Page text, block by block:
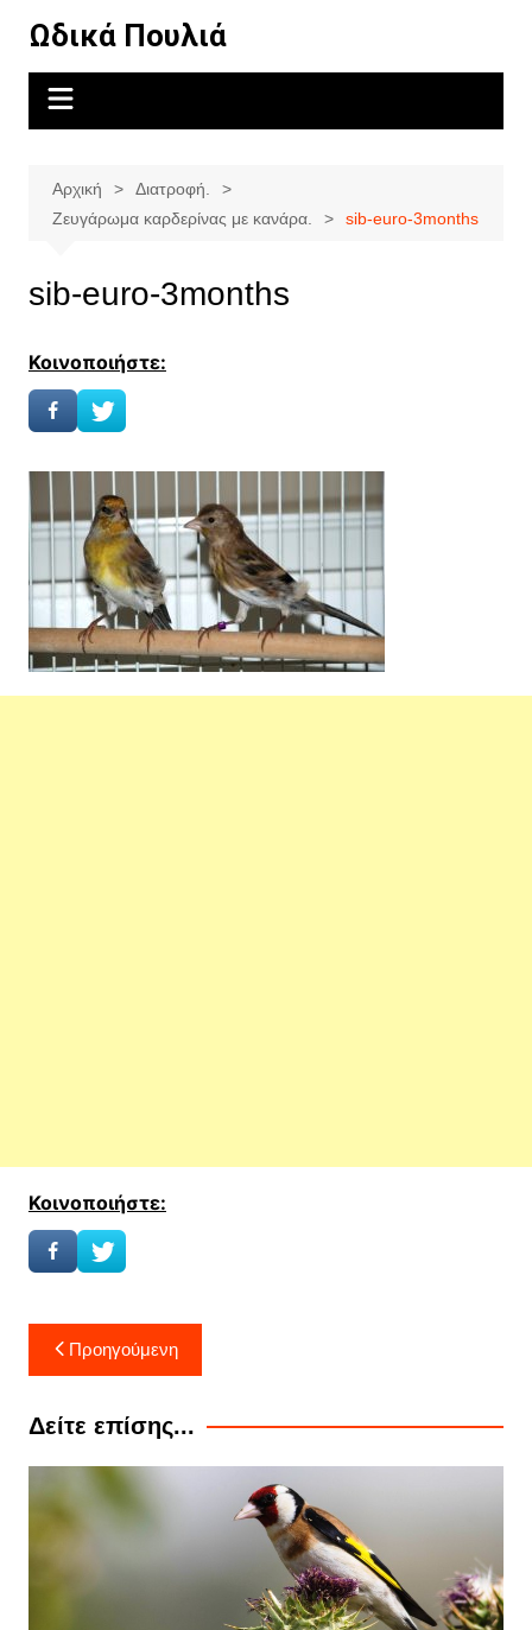
περιεχόμενο
Ωδικά Πουλιά
Αρχική
Διατροφή.
Ζευγάρωμα καρδερίνας με κανάρα.
sib-euro-3months
sib-euro-3months
Κοινοποιήστε:
Κοινοποιήστε:
Πλοήγηση
άρθρων
Προηγούμενη
Δείτε επίσης...